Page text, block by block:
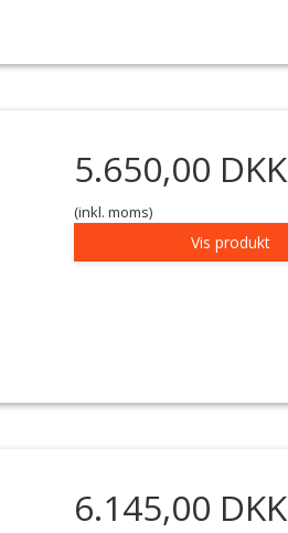
5.650,00 DKK
(inkl. moms)
Vis produkt
6.145,00 DKK